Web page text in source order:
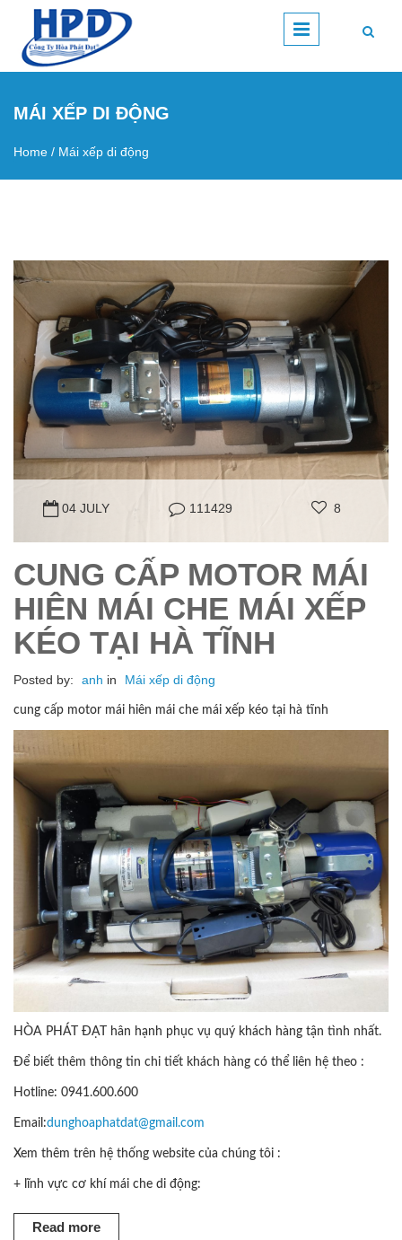
Skip to main content
MÁI XẾP DI ĐỘNG
You are here
Home / Mái xếp di động
04 JULY 111429 8
CUNG CẤP MOTOR MÁI
HIÊN MÁI CHE MÁI XẾP
KÉO TẠI HÀ TĨNH
Posted by: anh in Mái xếp di động
cung cấp motor mái hiên mái che mái xếp kéo tại hà tĩnh
HÒA PHÁT ĐẠT hân hạnh phục vụ quý khách hàng tận tình nhất.
Để biết thêm thông tin chi tiết khách hàng có thể liên hệ theo :
Hotline: 0941.600.600
Email:dunghoaphatdat@gmail.com
Xem thêm trên hệ thống website của chúng tôi :
+ lĩnh vực cơ khí mái che di động:
Read more